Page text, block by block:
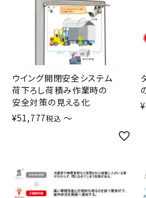
センサ機器
散光式警光灯
オプション
補修パーツ
パトライトカタログ
ウイング開閉安全システム
荷下ろし荷積み作業時の
安全対策の見える化
¥51,777税込 〜
¥